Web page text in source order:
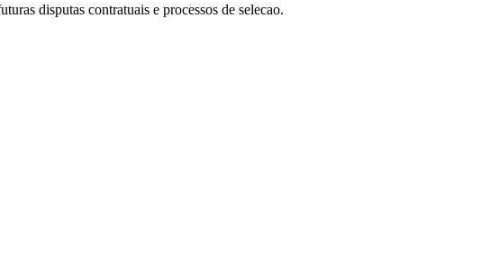
disputas contratuais e processos de selecao.